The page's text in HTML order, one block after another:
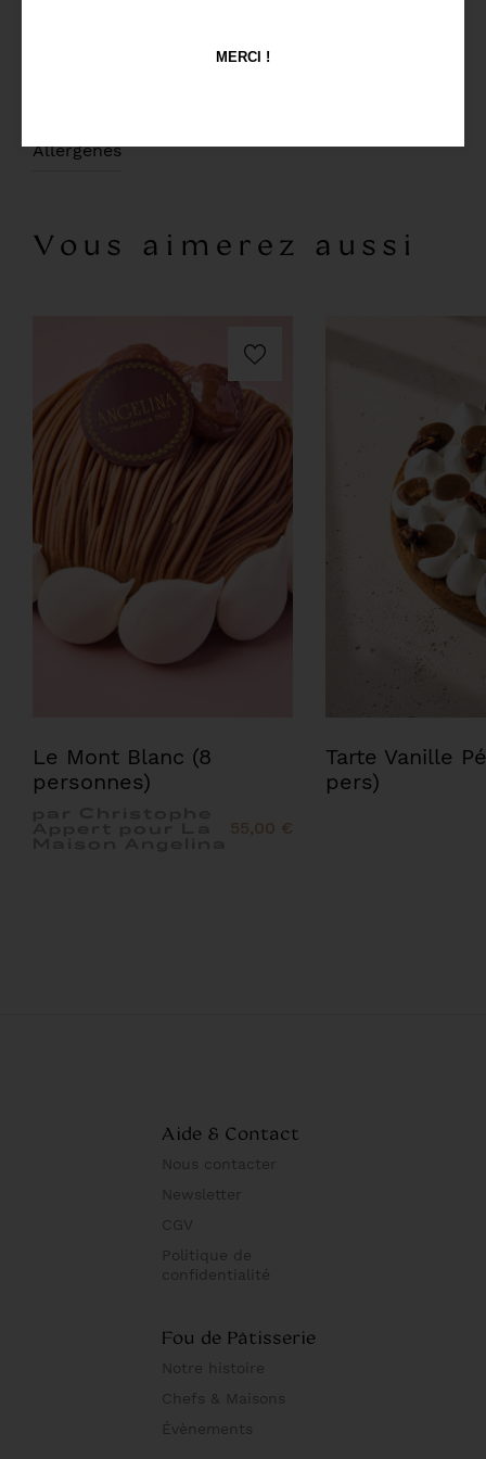
MERCI !
Allergènes
Vous aimerez aussi
Le Mont Blanc (8
personnes)
55,00 €
Tarte Vanille
pers)
Aide & Contact
Nous contacter
Newsletter
CGV
Politique de
confidentialité
Fou de Pâtisserie
Notre histoire
Chefs & Maisons
Évènements